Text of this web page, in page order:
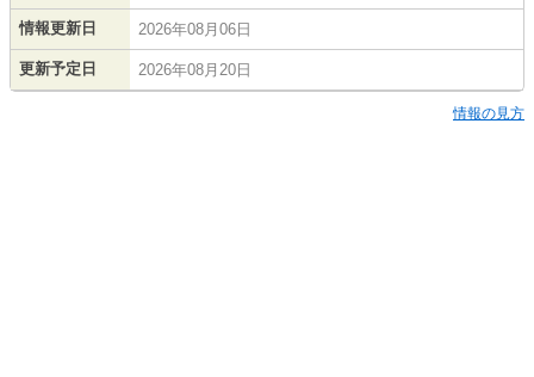
情報更新日 2026年08月06日
更新予定日 2026年08月20日
情報の見方